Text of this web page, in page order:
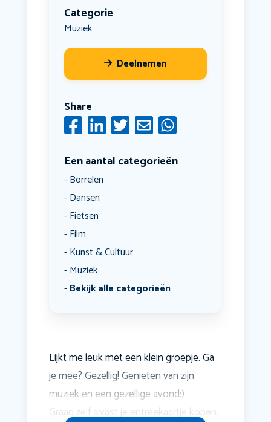
Categorie
Muziek
Deelnemen
Share
Een aantal categorieën
Borrelen
Dansen
Fietsen
Film
Kunst & Cultuur
Muziek
Bekijk alle categorieën
Lijkt me leuk met een klein groepje. Ga
je mee? Gezellig! Genieten van zijn
muziek en een gezellige avond:)
Graag zelf alvast je entreekaartje kopen.